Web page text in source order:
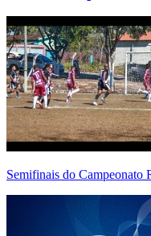
Semifinais do Campeonato